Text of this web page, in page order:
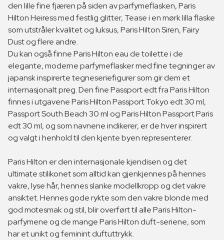
den lille fine fjæren på siden av parfymeflasken, Paris
Hilton Heiress med festlig glitter, Tease i en mørk lilla flaske
som utstråler kvalitet og luksus, Paris Hilton Siren, Fairy
Dust og flere andre.
Du kan også finne Paris Hilton eau de toilette i de
elegante, moderne parfymeflasker med fine tegninger av
japansk inspirerte tegneseriefigurer som gir dem et
internasjonalt preg. Den fine Passport edt fra Paris Hilton
finnes i utgavene Paris Hilton Passport Tokyo edt 30 ml,
Passport South Beach 30 ml og Paris Hilton Passport Paris
edt 30 ml, og som navnene indikerer, er de hver inspirert
og valgt i henhold til den kjente byen representerer.
Paris Hilton er den internasjonale kjendisen og det
ultimate stilikonet som alltid kan gjenkjennes på hennes
vakre, lyse hår, hennes slanke modellkropp og det vakre
ansiktet. Hennes gode rykte som den vakre blonde med
god motesmak og stil, blir overført til alle Paris Hilton-
parfymene og de mange Paris Hilton duft-seriene, som
har et unikt og feminint duftuttrykk.